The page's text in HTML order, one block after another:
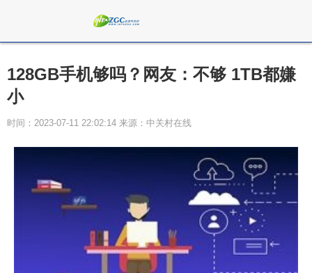
128GB手机够吗？网友：不够 1TB都嫌
小
时间：2023-07-11 22:02:14 来源：中关村在线